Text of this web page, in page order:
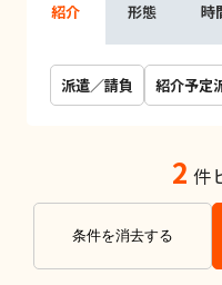
紹介
形態
時
派遣／請負 紹介予定
2 件
条件を消去する